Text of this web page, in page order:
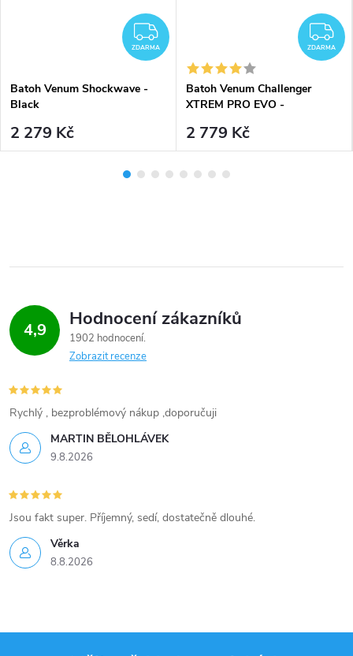
ZDARMA
ZDARMA
Batoh Venum Shockwave -
Black
2 279 Kč
ZDARMA
Batoh Venum Challenger
XTREM PRO EVO -
2 779 Kč
4,9 Hodnocení zákazníků
1902 hodnocení
Zobrazit recenze
MARTIN BĚLOHLÁVEK
9.8.2026
Rychlý , bezproblémový nákup ,doporučuji
Věrka
8.8.2026
Jsou fakt super. Příjemný, sedí, dostatečně dlouhé.